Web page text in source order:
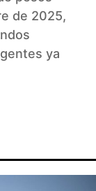
de 2025,
ya